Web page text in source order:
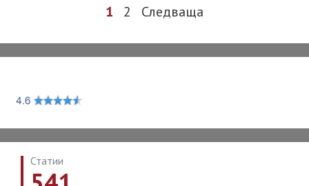
1 2 Следваща
Статии